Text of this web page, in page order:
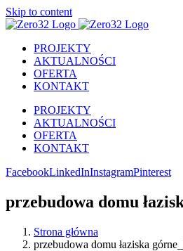
Skip to content
PROJEKTY
AKTUALNOŚCI
OFERTA
KONTAKT
PROJEKTY
AKTUALNOŚCI
OFERTA
KONTAKT
FacebookLinkedInInstagramPinterest
przebudowa domu
Strona główna
przebudowa domu łaziska